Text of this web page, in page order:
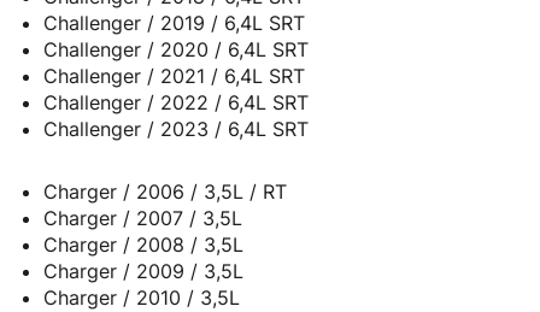
Challenger / 2019 / 6,4L SRT
Challenger / 2020 / 6,4L SRT
Challenger / 2021 / 6,4L SRT
Challenger / 2022 / 6,4L SRT
Challenger / 2023 / 6,4L SRT
Charger / 2006 / 3,5L / RT
Charger / 2007 / 3,5L
Charger / 2008 / 3,5L
Charger / 2009 / 3,5L
Charger / 2010 / 3,5L